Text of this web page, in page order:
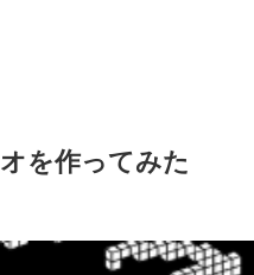
を作ってみた